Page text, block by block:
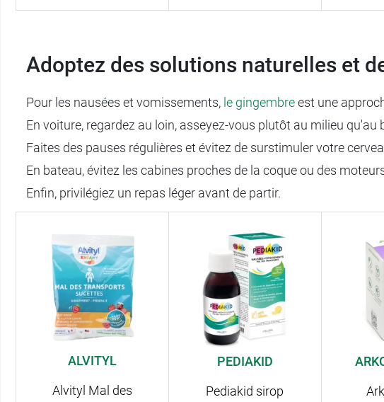
Adoptez des solutions naturelles et
Pour les nausées et vomissements, le gingembreest une
En voiture, regardez au loin, asseyez-vous plutôt au milieu
Faites des pauses régulières et évitez de surstimuler votre
En bateau, évitez les cabines proches de la coque ou des
Enfin, privilégiez un repas léger avant de partir.
ALVITYL
Alvityl Mal des
PEDIAKID
Pediakid sirop